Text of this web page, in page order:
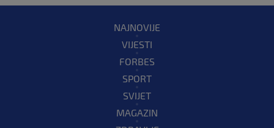
NAJNOVIJE
VIJESTI
FORBES
SPORT
SVIJET
MAGAZIN